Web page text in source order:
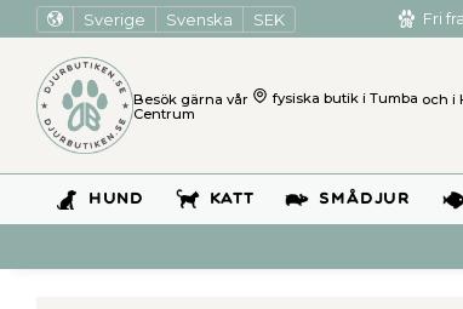
Sverige Svenska SEK Fri
Besök gärna vår fysiska butik i Tumba och i
Centrum
HUND KATT SMÅDJUR